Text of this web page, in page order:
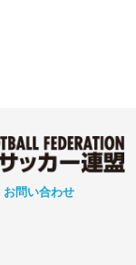
お問い合わせ